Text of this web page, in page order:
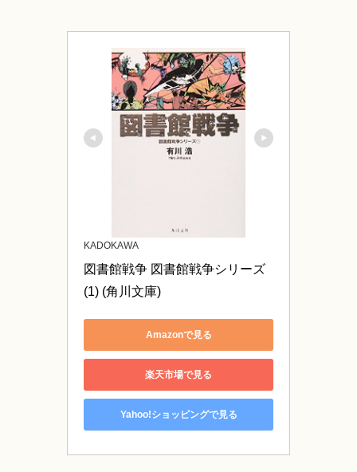
KADOKAWA
図書館戦争 図書館戦争シリーズ
(1) (角川文庫)
Amazonで見る
楽天市場で見る
Yahoo!ショッピングで見る